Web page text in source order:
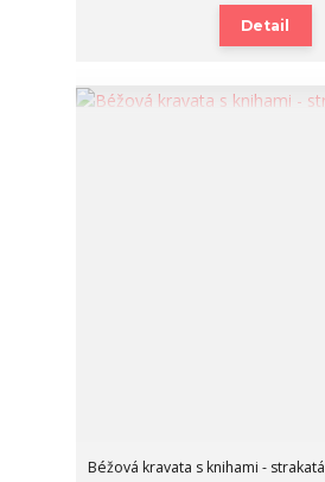
Detail
Béžová kravata s knihami - strakatá